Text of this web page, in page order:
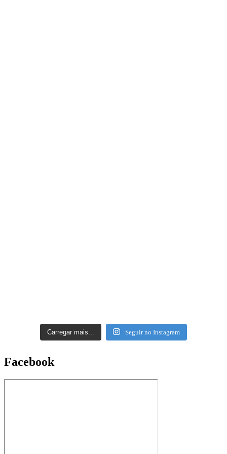
Carregar mais... Seguir no Instagram
Facebook